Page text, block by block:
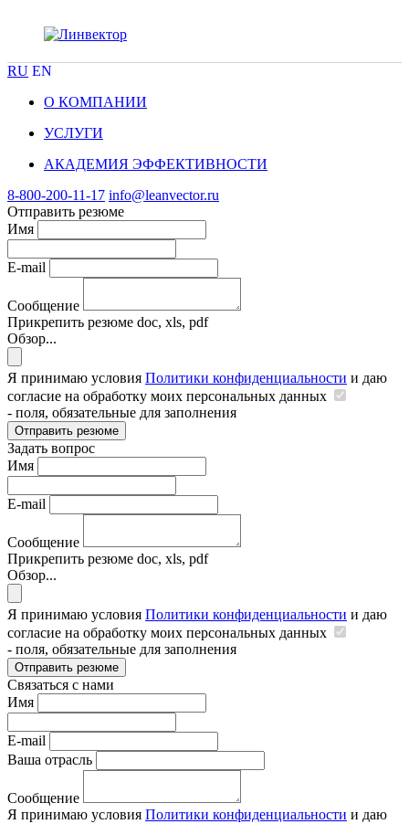
RU EN
О КОМПАНИИ
УСЛУГИ
АКАДЕМИЯ ЭФФЕКТИВНОСТИ
8-800-200-11-17 info@leanvector.ru
Отправить резюме
Имя
E-mail
Сообщение
Прикрепить резюме doc, xls, pdf
Обзор...
Я принимаю условия Политики конфиденциальности и даю
согласие на обработку моих персональных данных
- поля, обязательные для заполнения
Отправить резюме
Задать вопрос
Имя
E-mail
Сообщение
Прикрепить резюме doc, xls, pdf
Обзор...
Я принимаю условия Политики конфиденциальности и даю
согласие на обработку моих персональных данных
- поля, обязательные для заполнения
Отправить резюме
Связаться с нами
Имя
E-mail
Ваша отрасль
Сообщение
Я принимаю условия Политики конфиденциальности и даю